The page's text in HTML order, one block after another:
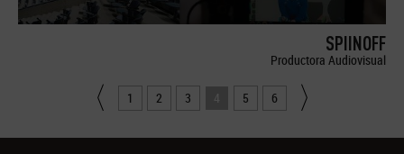
SPIINOFF
Productora Audiovisual
1 2 3 4 5 6